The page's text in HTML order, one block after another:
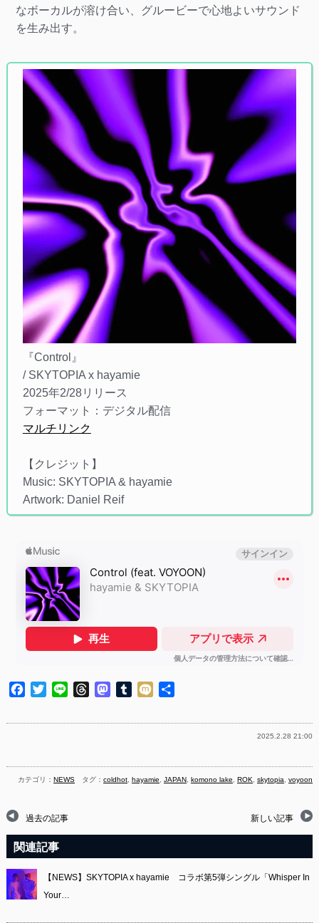
なボーカルが溶け合い、グルービーで心地よいサウンド
を生み出す。
『Control』
/ SKYTOPIA x hayamie
2025年2/28リリース
フォーマット：デジタル配信
マルチリンク
【クレジット】
Music: SKYTOPIA & hayamie
Artwork: Daniel Reif
Facebook
TwitterLine ThreadsMastodon
Tumblr
Mixi
2025.2.28 21:00
カテゴリ： NEWS タグ：coldhot, hayamie,JAPAN, komono lake, ROK,skytopia,voyoon
過去の記事 新しい記事
関連記事
【NEWS】SKYTOPIA x hayamie コラボ第5弾シングル「Whisper In
Your…